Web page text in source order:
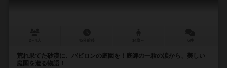
荒れ果てた砂漠に、バビロンの庭園を！庭師の一粒の涙から、美しい
庭園を造る物語！